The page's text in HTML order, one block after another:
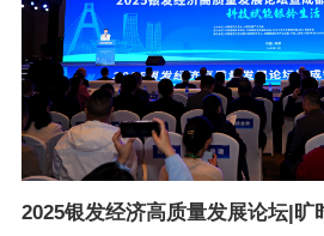
2025银发经济高质量发展论坛|旷